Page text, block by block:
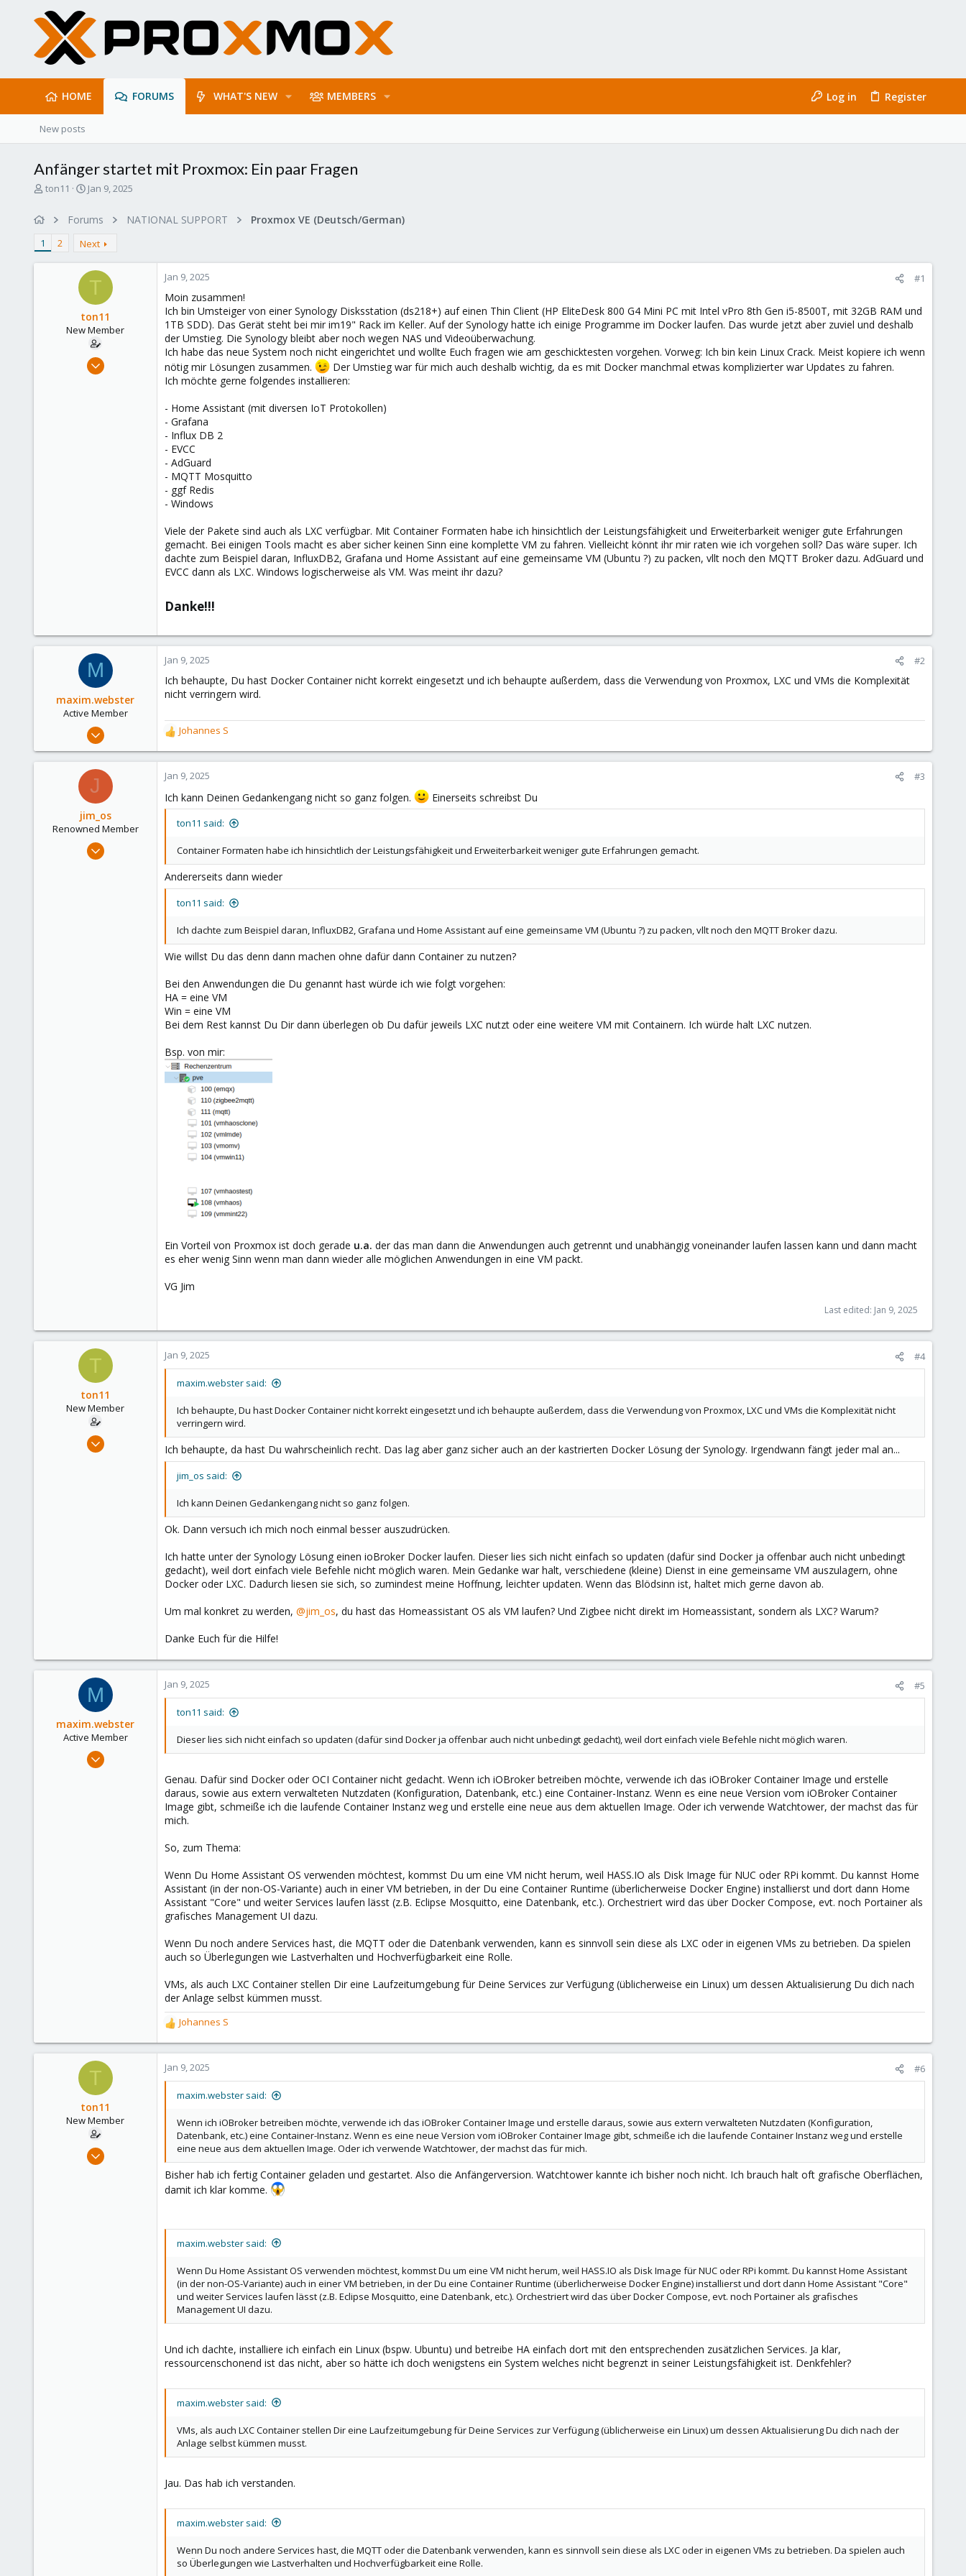
HOME FORUMS WHAT'S NEW MEMBERS Log in Register
New posts
Anfänger startet mit Proxmox: Ein paar Fragen
T
d
s
ton11
S
r
t
a
Jan 9, 2025
Forums NATIONAL SUPPORT Proxmox VE (Deutsch/German)
1 2 Next
T
ton11
New Member
Jan 9, 2025 #1
Moin zusammen!
Ich bin Umsteiger von einer Synology Disksstation (ds218+) auf einen Thin Client (HP EliteDesk 800 G4 Mini PC mit Intel vPro 8th Gen i5-8500T, mit 32GB RAM und
1TB SDD). Das Gerät steht bei mir im19" Rack im Keller. Auf der Synology hatte ich einige Programme im Docker laufen. Das wurde jetzt aber zuviel und deshalb
der Umstieg. Die Synology bleibt aber noch wegen NAS und Videoüberwachung.
Ich habe das neue System noch nicht eingerichtet und wollte Euch fragen wie am geschicktesten vorgehen. Vorweg: Ich bin kein Linux Crack. Meist kopiere ich wenn
nötig mir Lösungen zusammen.
Der Umstieg war für mich auch deshalb wichtig, da es mit Docker manchmal etwas komplizierter war Updates zu fahren.
Ich möchte gerne folgendes installieren:
- Home Assistant (mit diversen IoT Protokollen)
- Grafana
- Influx DB 2
- EVCC
- AdGuard
- MQTT Mosquitto
- ggf Redis
- Windows
Viele der Pakete sind auch als LXC verfügbar. Mit Container Formaten habe ich hinsichtlich der Leistungsfähigkeit und Erweiterbarkeit weniger gute Erfahrungen
gemacht. Bei einigen Tools macht es aber sicher keinen Sinn eine komplette VM zu fahren. Vielleicht könnt ihr mir raten wie ich vorgehen soll? Das wäre super. Ich
dachte zum Beispiel daran, InfluxDB2, Grafana und Home Assistant auf eine gemeinsame VM (Ubuntu ?) zu packen, vllt noch den MQTT Broker dazu. AdGuard und
EVCC dann als LXC. Windows logischerweise als VM. Was meint ihr dazu?
Danke!!!​
M
maxim.webster
Active Member
Nov 12, 2024
141
Germany
Jan 9, 2025 #2
Ich behaupte, Du hast Docker Container nicht korrekt eingesetzt und ich behaupte außerdem, dass die Verwendung von Proxmox, LXC und VMs die Komplexität
nicht verringern wird.
R
e
a
c
i
o
Johannes S
J
jim_os
Renowned Member
Oct 8, 2022
Jan 9, 2025 #3
Ich kann Deinen Gedankengang nicht so ganz folgen. Einerseits schreibst Du
ton11 said:
Container Formaten habe ich hinsichtlich der Leistungsfähigkeit und Erweiterbarkeit weniger gute Erfahrungen gemacht.
Andererseits dann wieder
ton11 said:
Ich dachte zum Beispiel daran, InfluxDB2, Grafana und Home Assistant auf eine gemeinsame VM (Ubuntu ?) zu packen, vllt noch den MQTT Broker dazu.
Wie willst Du das denn dann machen ohne dafür dann Container zu nutzen?
Bei den Anwendungen die Du genannt hast würde ich wie folgt vorgehen:
HA = eine VM
Win = eine VM
Bei dem Rest kannst Du Dir dann überlegen ob Du dafür jeweils LXC nutzt oder eine weitere VM mit Containern. Ich würde halt LXC nutzen.
Bsp. von mir:
Ein Vorteil von Proxmox ist doch gerade u.a. der das man dann die Anwendungen auch getrennt und unabhängig voneinander laufen lassen kann und dann macht
es eher wenig Sinn wenn man dann wieder alle möglichen Anwendungen in eine VM packt.
VG Jim
Last edited: Jan 9, 2025
T
ton11
New Member
Jan 9, 2025 #4
maxim.webster said:
Ich behaupte, Du hast Docker Container nicht korrekt eingesetzt und ich behaupte außerdem, dass die Verwendung von Proxmox, LXC und VMs die Komplexität nicht
verringern wird.
Ich behaupte, da hast Du wahrscheinlich recht. Das lag aber ganz sicher auch an der kastrierten Docker Lösung der Synology. Irgendwann fängt jeder mal an...
jim_os said:
Ich kann Deinen Gedankengang nicht so ganz folgen.
Ok. Dann versuch ich mich noch einmal besser auszudrücken.
Ich hatte unter der Synology Lösung einen ioBroker Docker laufen. Dieser lies sich nicht einfach so updaten (dafür sind Docker ja offenbar auch nicht unbedingt
gedacht), weil dort einfach viele Befehle nicht möglich waren. Mein Gedanke war halt, verschiedene (kleine) Dienst in eine gemeinsame VM auszulagern, ohne
Docker oder LXC. Dadurch liesen sie sich, so zumindest meine Hoffnung, leichter updaten. Wenn das Blödsinn ist, haltet mich gerne davon ab.
Um mal konkret zu werden, @jim_os, du hast das Homeassistant OS als VM laufen? Und Zigbee nicht direkt im Homeassistant, sondern als LXC? Warum?
Danke Euch für die Hilfe!
M
maxim.webster
Active Member
Nov 12, 2024
Jan 9, 2025 #5
ton11 said:
Dieser lies sich nicht einfach so updaten (dafür sind Docker ja offenbar auch nicht unbedingt gedacht), weil dort einfach viele Befehle nicht möglich waren.
Genau. Dafür sind Docker oder OCI Container nicht gedacht. Wenn ich iOBroker betreiben möchte, verwende ich das iOBroker Container Image und erstelle
daraus, sowie aus extern verwalteten Nutzdaten (Konfiguration, Datenbank, etc.) eine Container-Instanz. Wenn es eine neue Version vom iOBroker Container
Image gibt, schmeiße ich die laufende Container Instanz weg und erstelle eine neue aus dem aktuellen Image. Oder ich verwende Watchtower, der machst das für
mich.
So, zum Thema:
Wenn Du Home Assistant OS verwenden möchtest, kommst Du um eine VM nicht herum, weil HASS.IO als Disk Image für NUC oder RPi kommt. Du kannst Home
Assistant (in der non-OS-Variante) auch in einer VM betrieben, in der Du eine Container Runtime (überlicherweise Docker Engine) installierst und dort dann Home
Assistant "Core" und weiter Services laufen lässt (z.B. Eclipse Mosquitto, eine Datenbank, etc.). Orchestriert wird das über Docker Compose, evt. noch Portainer als
grafisches Management UI dazu.
Wenn Du noch andere Services hast, die MQTT oder die Datenbank verwenden, kann es sinnvoll sein diese als LXC oder in eigenen VMs zu betrieben. Da spielen
auch so Überlegungen wie Lastverhalten und Hochverfügbarkeit eine Rolle.
VMs, als auch LXC Container stellen Dir eine Laufzeitumgebung für Deine Services zur Verfügung (üblicherweise ein Linux) um dessen Aktualisierung Du dich nach
der Anlage selbst kümmen musst.
R
e
a
c
t
Johannes S
T
ton11
New Member
Jan 9, 2025 #6
maxim.webster said:
Wenn ich iOBroker betreiben möchte, verwende ich das iOBroker Container Image und erstelle daraus, sowie aus extern verwalteten Nutzdaten (Konfiguration,
Datenbank, etc.) eine Container-Instanz. Wenn es eine neue Version vom iOBroker Container Image gibt, schmeiße ich die laufende Container Instanz weg und erstelle
eine neue aus dem aktuellen Image. Oder ich verwende Watchtower, der machst das für mich.
Bisher hab ich fertig Container geladen und gestartet. Also die Anfängerversion. Watchtower kannte ich bisher noch nicht. Ich brauch halt oft grafische Oberflächen,
damit ich klar komme.
maxim.webster said:
Wenn Du Home Assistant OS verwenden möchtest, kommst Du um eine VM nicht herum, weil HASS.IO als Disk Image für NUC oder RPi kommt. Du kannst Home Assistant
(in der non-OS-Variante) auch in einer VM betrieben, in der Du eine Container Runtime (überlicherweise Docker Engine) installierst und dort dann Home Assistant "Core"
und weiter Services laufen lässt (z.B. Eclipse Mosquitto, eine Datenbank, etc.). Orchestriert wird das über Docker Compose, evt. noch Portainer als grafisches
Management UI dazu.
Und ich dachte, installiere ich einfach ein Linux (bspw. Ubuntu) und betreibe HA einfach dort mit den entsprechenden zusätzlichen Services. Ja klar,
ressourcenschonend ist das nicht, aber so hätte ich doch wenigstens ein System welches nicht begrenzt in seiner Leistungsfähigkeit ist. Denkfehler?
maxim.webster said:
VMs, als auch LXC Container stellen Dir eine Laufzeitumgebung für Deine Services zur Verfügung (üblicherweise ein Linux) um dessen Aktualisierung Du dich nach der
Anlage selbst kümmen musst.
Jau. Das hab ich verstanden.
maxim.webster said:
Wenn Du noch andere Services hast, die MQTT oder die Datenbank verwenden, kann es sinnvoll sein diese als LXC oder in eigenen VMs zu betrieben. Da spielen auch
so Überlegungen wie Lastverhalten und Hochverfügbarkeit eine Rolle.